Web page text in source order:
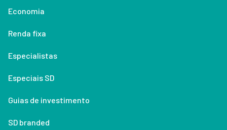
Economia
Renda fixa
Especialistas
Especiais SD
Guias de investimento
SD branded